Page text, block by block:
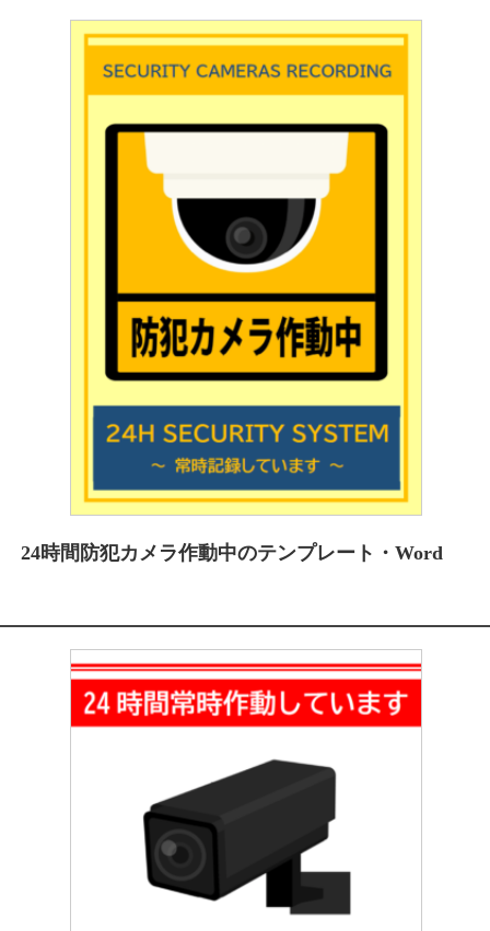
24時間防犯カメラ作動中のテンプレート・Word